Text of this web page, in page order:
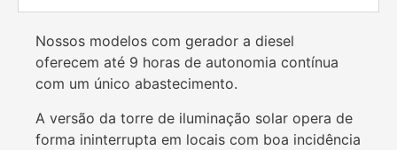
Nossos modelos com gerador a diesel
oferecem até 9 horas de autonomia contínua
com um único abastecimento.
A versão da torre de iluminação solar opera de
forma ininterrupta em locais com boa incidência